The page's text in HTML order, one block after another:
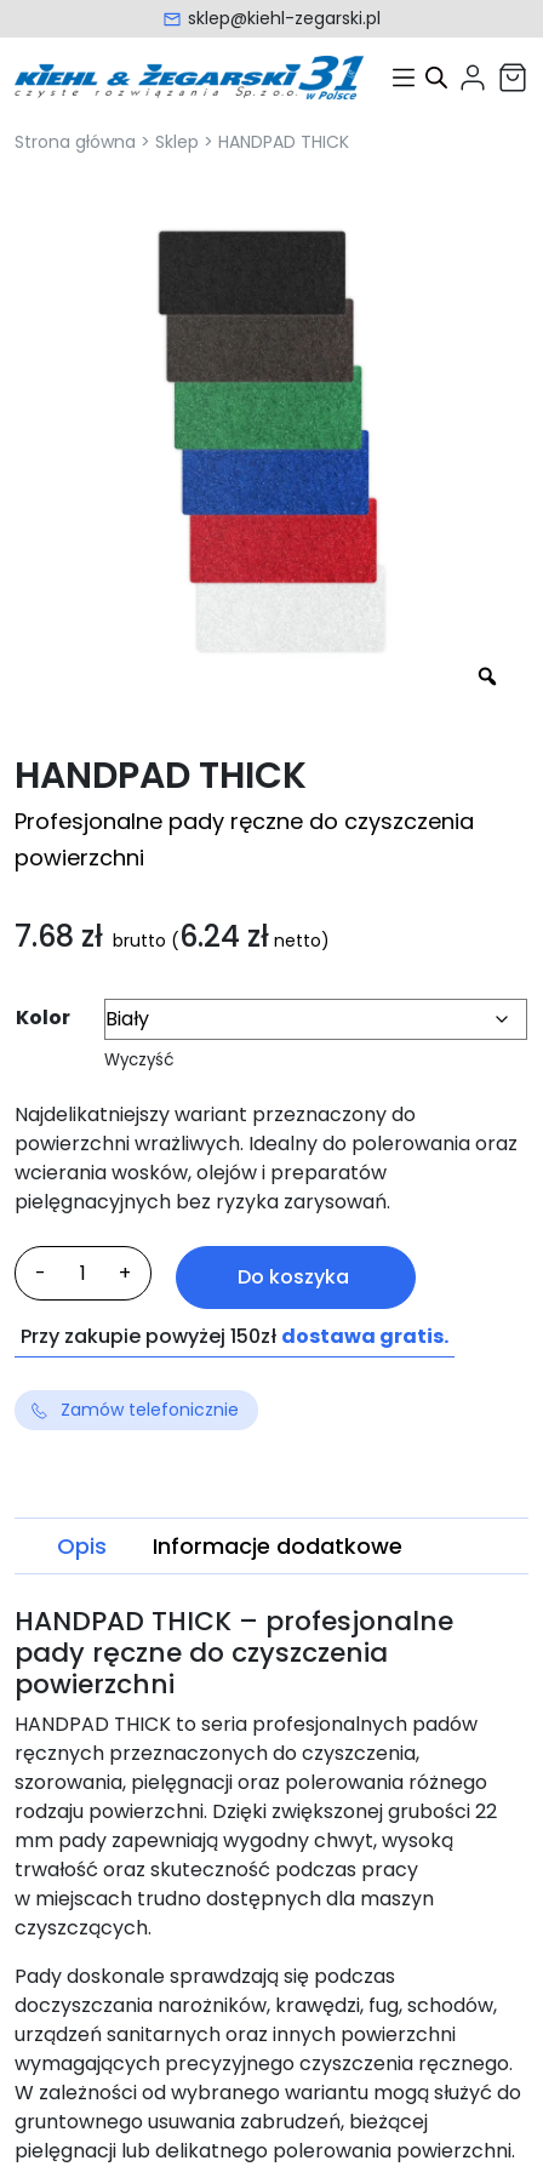
sklep@kiehl-zegarski.pl
Strona główna > Sklep > HANDPAD THICK
HANDPAD THICK
Profesjonalne pady ręczne do czyszczenia
powierzchni
7.68 zł brutto (6.24 zł netto)
Kolor
Wyczyść
Najdelikatniejszy wariant przeznaczony do
powierzchni wrażliwych. Idealny do polerowania oraz
wcierania wosków, olejów i preparatów
pielęgnacyjnych bez ryzyka zarysowań.
-
ilość
HANDPAD
THICK
+ Do koszyka
Przy zakupie powyżej 150zł dostawa gratis.
Zamów telefonicznie
Opis Informacje dodatkowe
HANDPAD THICK – profesjonalne
pady ręczne do czyszczenia
powierzchni
HANDPAD THICK to seria profesjonalnych padów
ręcznych przeznaczonych do czyszczenia,
szorowania, pielęgnacji oraz polerowania różnego
rodzaju powierzchni. Dzięki zwiększonej grubości 22
mm pady zapewniają wygodny chwyt, wysoką
trwałość oraz skuteczność podczas pracy
w miejscach trudno dostępnych dla maszyn
czyszczących.
Pady doskonale sprawdzają się podczas
doczyszczania narożników, krawędzi, fug, schodów,
urządzeń sanitarnych oraz innych powierzchni
wymagających precyzyjnego czyszczenia ręcznego.
W zależności od wybranego wariantu mogą służyć do
gruntownego usuwania zabrudzeń, bieżącej
pielęgnacji lub delikatnego polerowania powierzchni.